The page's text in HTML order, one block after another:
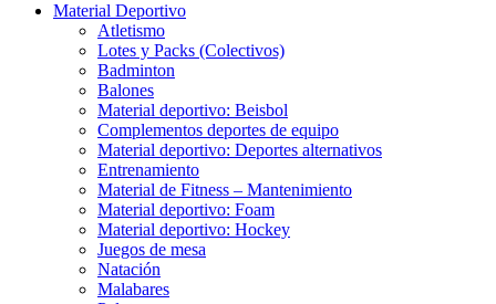
Material Deportivo
Atletismo
Lotes y Packs (Colectivos)
Badminton
Balones
Material deportivo: Beisbol
Complementos deportes de equipo
Material deportivo: Deportes alternativos
Entrenamiento
Material de Fitness – Mantenimiento
Material deportivo: Foam
Material deportivo: Hockey
Juegos de mesa
Natación
Malabares